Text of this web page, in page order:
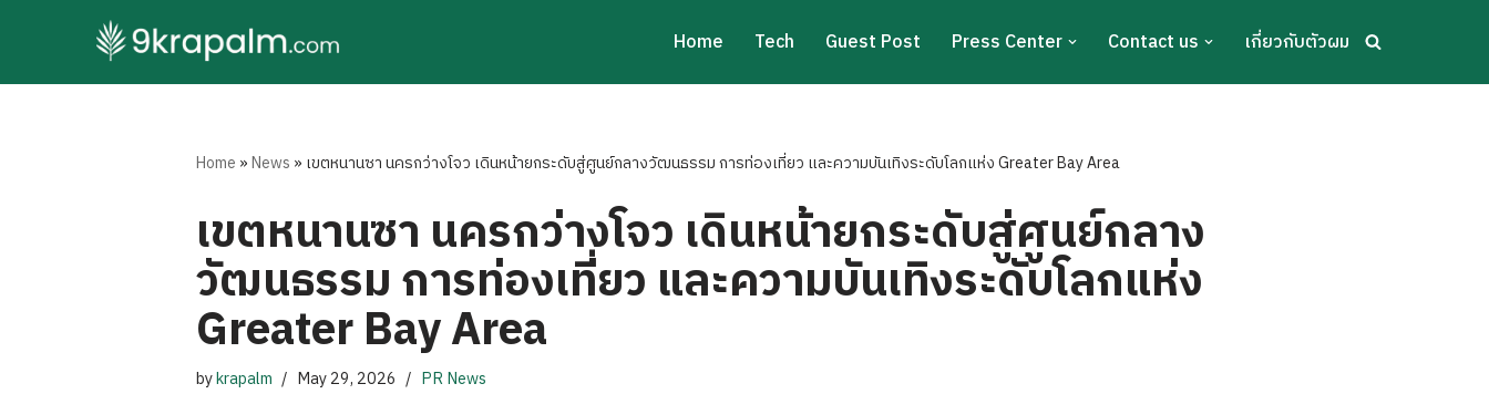
to
Home Tech Guest Post Press Center Contact us เกี่ยวกับตัวผม
Home »News » เขตหนานซา นครกว่างโจว เดินหน้ายกระดับสู่ศูนย์กลางวัฒนธรรม การท่องเที่ยว และความบันเทิงระดับโลกแห่ง Greater Bay Area
เขตหนานซา นครกว่างโจว เดินหน้ายกระดับสู่ศูนย์กลาง
วัฒนธรรม การท่องเที่ยว และความบันเทิงระดับโลกแห่ง
Greater Bay Area
bykrapalm May 29, 2026 PR News